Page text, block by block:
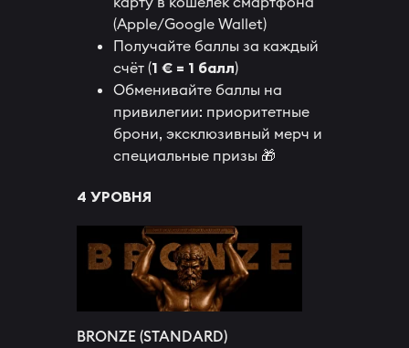
BRONZE (STANDARD)
4 УРОВНЯ
(Apple/Google Wallet)
Получайте баллы за каждый
счёт (1 € = 1 балл)
Обменивайте баллы на
привилегии: приоритетные
брони, эксклюзивный мерч и
специальные призы 🎁